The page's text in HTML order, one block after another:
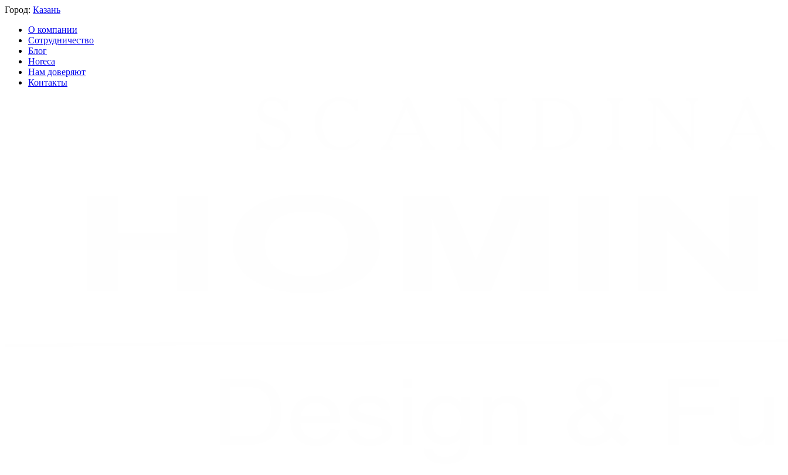
Город: Казань
О компании
Сотрудничество
Блог
Horeca
Нам доверяют
Контакты